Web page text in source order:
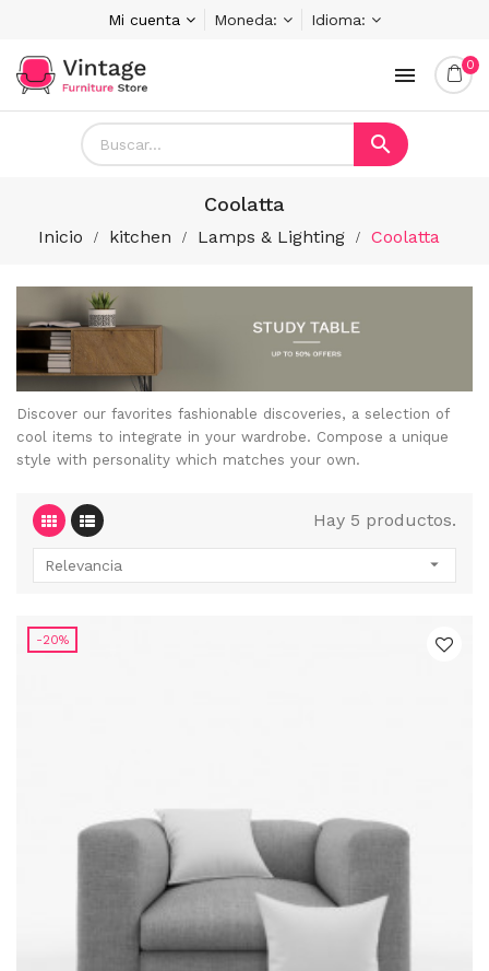
Mi cuenta Moneda: Idioma:
 0

Coolatta
Inicio kitchen Lamps & Lighting Coolatta
Discover our favorites fashionable discoveries, a selection of
cool items to integrate in your wardrobe. Compose a unique
style with personality which matches your own.
Hay 5 productos.
Relevancia 
-20%